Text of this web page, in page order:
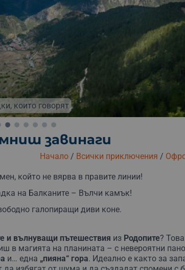
които говорят
завинаги
Начало/ Всички приключения /
който не вярва в правите линии!
на Балканите – Вълчи камък!
галопиращи диви коне.
и вълнуващи пътешествия из Родопите? Това
в магията на планината – с невероятни
и… една „пияна“ гора. Идеално е както за
Безплатна замяна Безплатна доставка